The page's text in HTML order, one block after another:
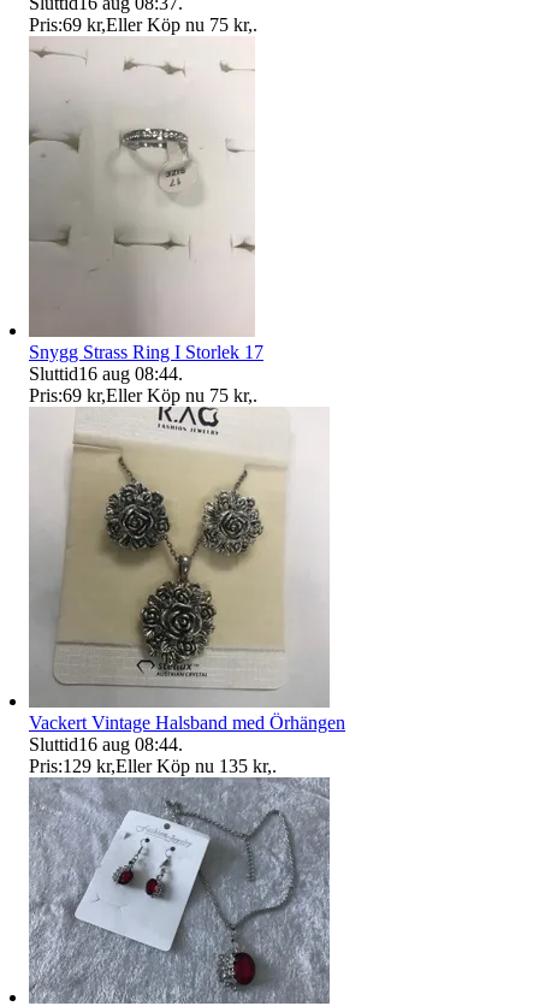
Pris:69 kr,Eller Köp nu 75 kr,.
Snygg Strass Ring I Storlek 17
Sluttid16 aug 08:44.
Pris:69 kr,Eller Köp nu 75 kr,.
Vackert Vintage Halsband med Örhängen
Sluttid16 aug 08:44.
Pris:129 kr,Eller Köp nu 135 kr,.